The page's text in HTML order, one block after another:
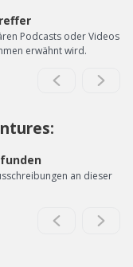
Podcasts oder Videos
erwähnt wird.
an dieser